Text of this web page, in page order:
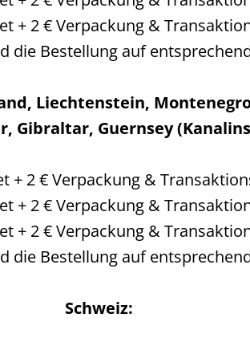
+ 2 € Verpackung &
die Bestellung auf
Liechtenstein,
Guernsey
+ 2 € Verpackung &
+ 2 € Verpackung &
+ 2 € Verpackung &
die Bestellung auf
Schweiz: